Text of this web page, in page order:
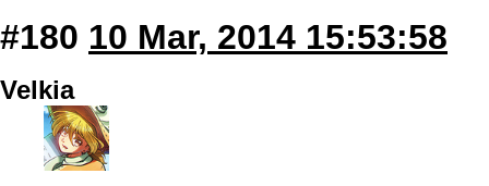
#180 10 Mar, 2014 15:53:58
Velkia